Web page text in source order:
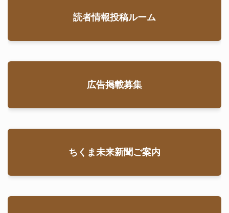
読者情報投稿ルーム
広告掲載募集
ちくま未来新聞ご案内